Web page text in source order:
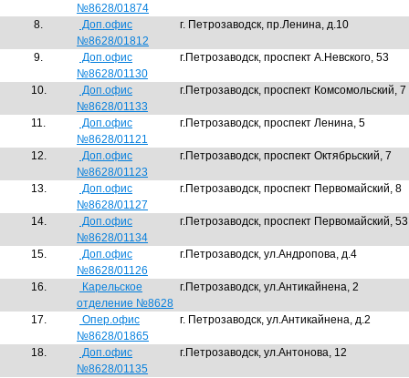
№8628/01874
8.
Доп.офис
№8628/01812
г. Петрозаводск, пр.Ленина, д.10
9.
Доп.офис
№8628/01130
г.Петрозаводск, проспект А.Невского, 53
10.
Доп.офис
№8628/01133
г.Петрозаводск, проспект Комсомольский, 7
11.
Доп.офис
№8628/01121
г.Петрозаводск, проспект Ленина, 5
12.
Доп.офис
№8628/01123
г.Петрозаводск, проспект Октябрьский, 7
13.
Доп.офис
№8628/01127
г.Петрозаводск, проспект Первомайский, 8
14.
Доп.офис
№8628/01134
г.Петрозаводск, проспект Первомайский,
15.
Доп.офис
№8628/01126
г.Петрозаводск, ул.Андропова, д.4
16.
Карельское
отделение №8628
г.Петрозаводск, ул.Антикайнена, 2
17.
Опер.офис
№8628/01865
г. Петрозаводск, ул.Антикайнена, д.2
18.
Доп.офис
№8628/01135
г.Петрозаводск, ул.Антонова, 12